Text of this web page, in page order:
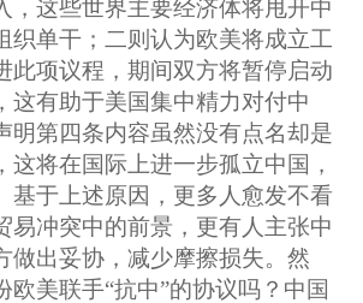
，这些世界主要经济体将甩开中
织单干；二则认为欧美将成立工
此项议程，期间双方将暂停启动
这有助于美国集中精力对付中
明第四条内容虽然没有点名却是
这将在国际上进一步孤立中国，
基于上述原因，更多人愈发不看
易冲突中的前景，更有人主张中
做出妥协，减少摩擦损失。然
欧美联手“抗中”的协议吗？中国